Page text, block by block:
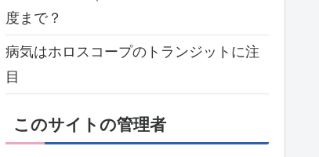
度まで？
病気はホロスコープのトランジットに注
目
このサイトの管理者